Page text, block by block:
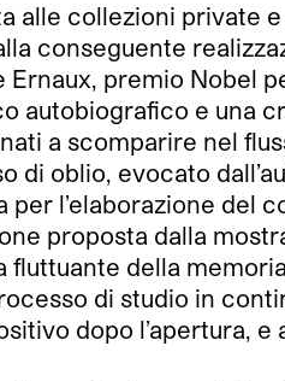
alle collezioni private
conseguente
premio Nobel
e una
a scomparire nel
di oblio, evocato
l’elaborazione del
proposta dalla
della
di studio in
dopo l’apertura,